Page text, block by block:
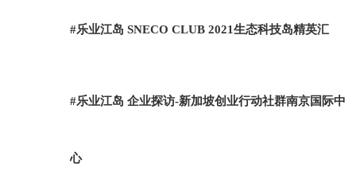
#乐业江岛 SNECO CLUB 2021生态科技岛精英汇
#乐业江岛 企业探访-新加坡创业行动社群南京国际中
心